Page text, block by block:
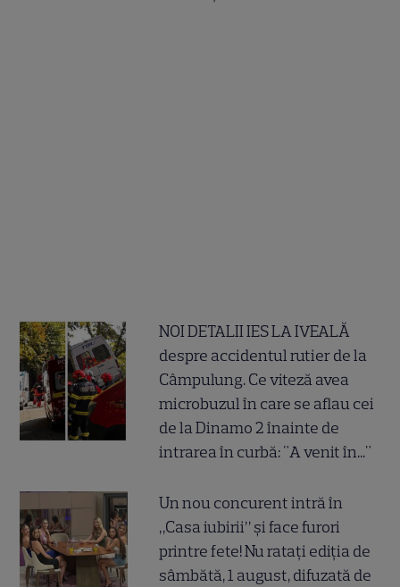
NOI DETALII IES LA IVEALĂ
despre accidentul rutier de la
Câmpulung. Ce viteză avea
microbuzul în care se aflau cei
de la Dinamo 2 înainte de
intrarea în curbă: "A venit în..."
Un nou concurent intră în
„Casa iubirii” și face furori
printre fete! Nu ratați ediția de
sâmbătă, 1 august, difuzată de